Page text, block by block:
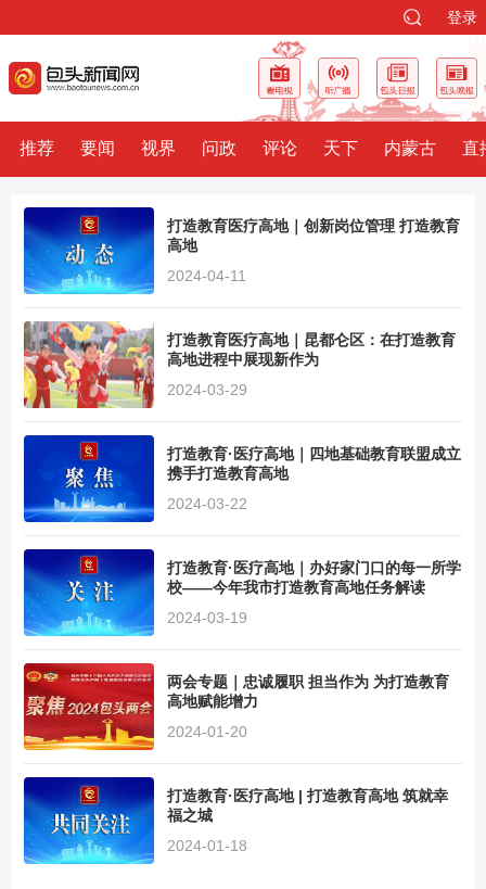
登录
推荐 要闻 视界 问政 评论 天下 内蒙古 直
打造教育医疗高地｜创新岗位管理 打造教育
高地
2024-04-11
打造教育医疗高地｜昆都仑区：在打造教育
高地进程中展现新作为
2024-03-29
打造教育·医疗高地｜四地基础教育联盟成立
携手打造教育高地
2024-03-22
打造教育·医疗高地｜办好家门口的每一所学
校——今年我市打造教育高地任务解读
2024-03-19
两会专题｜忠诚履职 担当作为 为打造教育
高地赋能增力
2024-01-20
打造教育·医疗高地 | 打造教育高地 筑就幸
福之城
2024-01-18